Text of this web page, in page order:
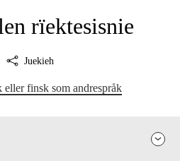
rïektesisnie
Juekieh
eller finsk som andrespråk